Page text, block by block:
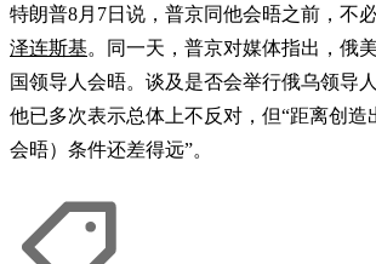
特朗普8月7日说，普京同他会晤之前，不
泽连斯基。同一天，普京对媒体指出，俄
国领导人会晤。谈及是否会举行俄乌领导
他已多次表示总体上不反对，但“距离创造
会晤）条件还差得远”。